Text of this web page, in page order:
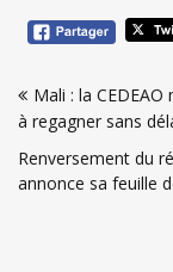
de
l’article
Mali : la
à regagner sans
Renversement du
annonce sa feuille